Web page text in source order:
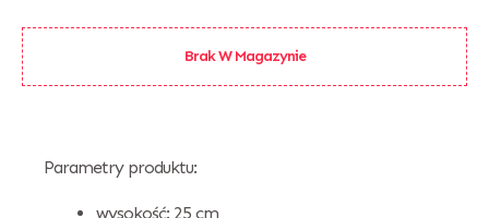
Brak W Magazynie
Parametry produktu:
wysokość: 25 cm